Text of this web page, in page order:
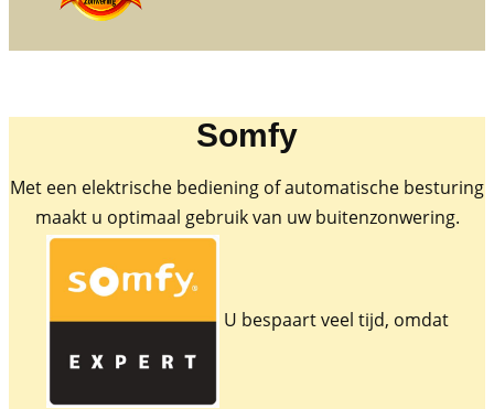
Somfy
Met een elektrische bediening of automatische besturing
maakt u optimaal gebruik van uw buitenzonwering.
U bespaart veel tijd, omdat